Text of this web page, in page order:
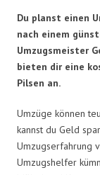
Du planst einen
nach einem
Umzugsmeister
bieten dir eine
Pilsen an.
Umzüge können
kannst du Geld
Umzugserfahrung
Umzugshelfer